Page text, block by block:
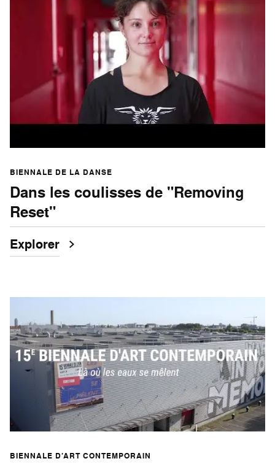
BIENNALE DE LA DANSE
Dans les coulisses de "Removing
Reset"
Explorer
BIENNALE D’ART CONTEMPORAIN